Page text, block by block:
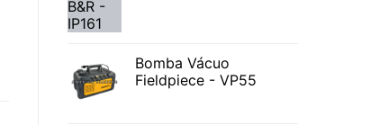
Bomba Vácuo
Fieldpiece - VP55